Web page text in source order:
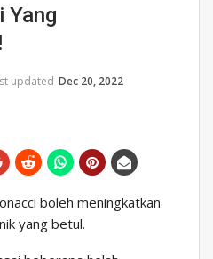
Yang
updated Dec 20, 2022
boleh meningkatkan
yang betul.